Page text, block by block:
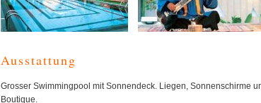
Ausstattung
Grosser Swimmingpool mit Sonnendeck. Liegen, Sonnenschirme
Boutique.